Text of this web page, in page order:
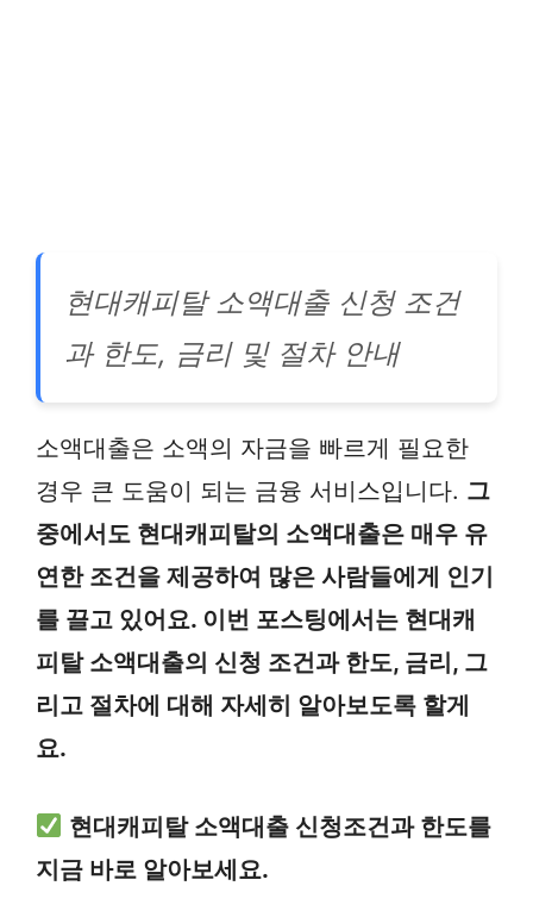
현대캐피탈 소액대출 신청 조건
과 한도, 금리 및 절차 안내
소액대출은 소액의 자금을 빠르게 필요한
경우 큰 도움이 되는 금융 서비스입니다. 그
중에서도 현대캐피탈의 소액대출은 매우 유
연한 조건을 제공하여 많은 사람들에게 인기
를 끌고 있어요. 이번 포스팅에서는 현대캐
피탈 소액대출의 신청 조건과 한도, 금리, 그
리고 절차에 대해 자세히 알아보도록 할게
요.
현대캐피탈 소액대출 신청조건과 한도를
지금 바로 알아보세요.